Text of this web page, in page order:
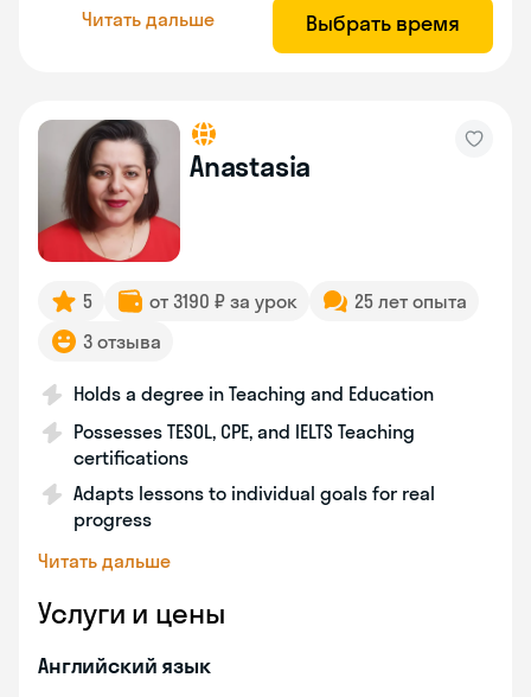
Читать дальше Выбрать время
Anastasia
5 от 3190 ₽ за урок
25 лет опыта
3 отзыва
Holds a degree in Teaching and Education
Possesses TESOL, CPE, and IELTS Teaching
certifications
Adapts lessons to individual goals for real
progress
Читать дальше
Услуги и цены
Английский язык